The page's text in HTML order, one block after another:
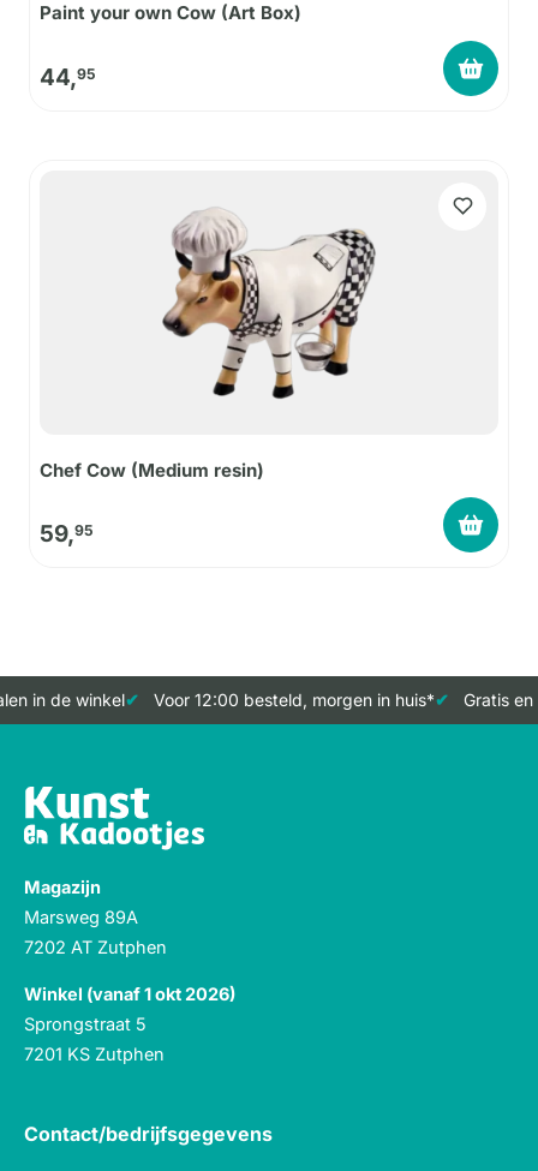
Paint your own Cow (Art Box)
44,95
Chef Cow (Medium resin)
59,95
in de winkel Voor 12:00 besteld, morgen in huis* Gratis
Magazijn
Marsweg 89A
7202 AT Zutphen
Winkel (vanaf 1 okt 2026)
Sprongstraat 5
7201 KS Zutphen
Contact/bedrijfsgegevens